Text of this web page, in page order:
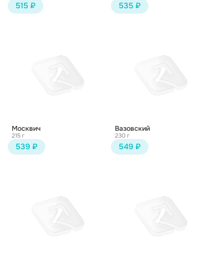
515 ₽ 535 ₽
Москвич
215 г
539 ₽
Вазовский
230 г
549 ₽